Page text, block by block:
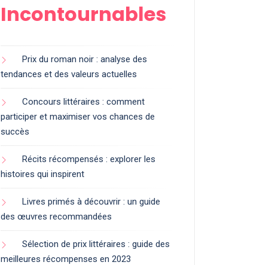
Incontournables
Prix du roman noir : analyse des
tendances et des valeurs actuelles
Concours littéraires : comment
participer et maximiser vos chances de
succès
Récits récompensés : explorer les
histoires qui inspirent
Livres primés à découvrir : un guide
des œuvres recommandées
Sélection de prix littéraires : guide des
meilleures récompenses en 2023